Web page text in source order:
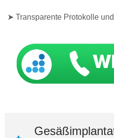
➤ Transparente Protokolle